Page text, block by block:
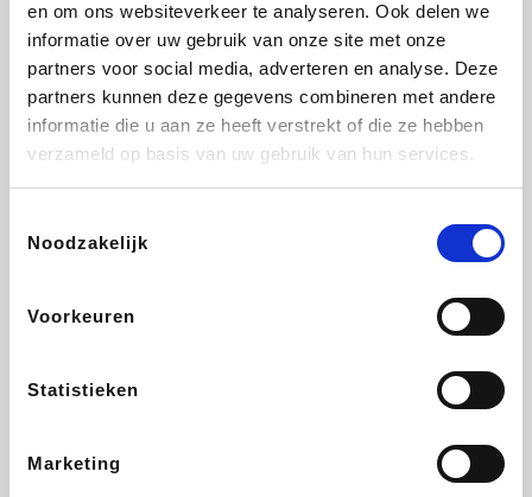
en om ons websiteverkeer te analyseren. Ook delen we
informatie over uw gebruik van onze site met onze
partners voor social media, adverteren en analyse. Deze
partners kunnen deze gegevens combineren met andere
informatie die u aan ze heeft verstrekt of die ze hebben
verzameld op basis van uw gebruik van hun services.
Noodzakelijk
Voorkeuren
Statistieken
Marketing
All Accor
DectDirect
SupraBazar